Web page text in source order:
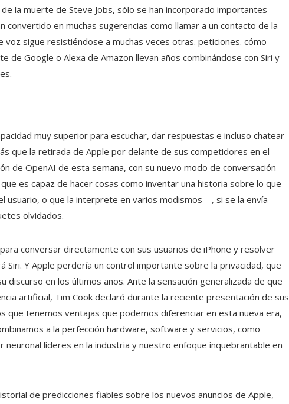
la muerte de Steve Jobs, sólo se han incorporado importantes
convertido en muchas sugerencias como llamar a un contacto de la
sigue resistiéndose a muchas veces otras. peticiones. cómo
de Google o Alexa de Amazon llevan años combinándose con Siri y
muy superior para escuchar, dar respuestas e incluso chatear
que la retirada de Apple por delante de sus competidores en el
de OpenAI de esta semana, con su nuevo modo de conversación
es capaz de hacer cosas como inventar una historia sobre lo que
usuario, o que la interprete en varios modismos—, si se la envía
olvidados.
conversar directamente con sus usuarios de iPhone y resolver
Siri. Y Apple perdería un control importante sobre la privacidad, que
discurso en los últimos años. Ante la sensación generalizada de que
artificial, Tim Cook declaró durante la reciente presentación de sus
que tenemos ventajas que podemos diferenciar en esta nueva era,
a la perfección hardware, software y servicios, como
líderes en la industria y nuestro enfoque inquebrantable en
de predicciones fiables sobre los nuevos anuncios de Apple,